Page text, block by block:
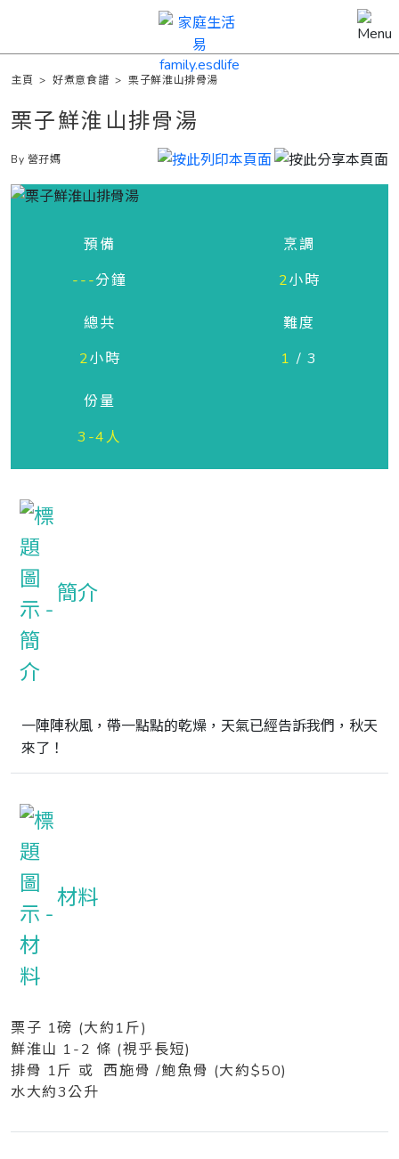
主頁 >好煮意食譜 >栗子鮮淮山排骨湯
栗子鮮淮山排骨湯
By 營孖媽
預備
---分鐘
烹調
2小時
總共
2小時
難度
1 / 3
份量
3-4人
簡介
一陣陣秋風，帶一點點的乾燥，天氣已經告訴我們，秋天
來了！
材料
栗子 1磅 (大約1斤)
鮮淮山 1-2 條 (視乎長短)
排骨 1斤 或 西施骨 /鮑魚骨 (大約$50)
水大約3公升